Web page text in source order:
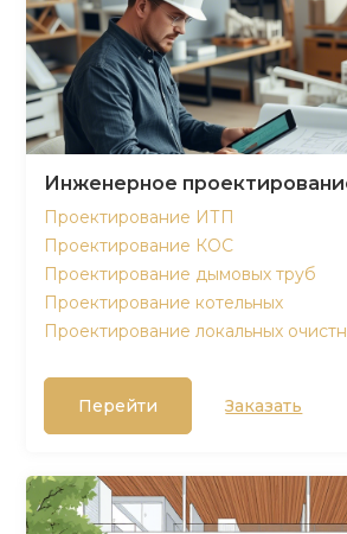
Инженерное
Проектирование ИТП
Проектирование КОС
Проектирование дымовых труб
Проектирование котельных
Проектирование локальных
Перейти Заказать